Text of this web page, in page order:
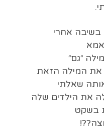
בשיבה אחרי
״גם״
את המילה הזאת
שאלתי
את הילדים שלה
בשקט